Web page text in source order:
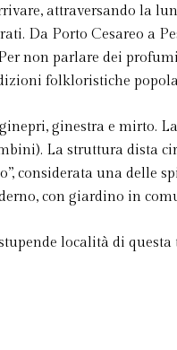
attraversando la
Da Porto Cesareo a
non parlare dei
folkloristiche
ginestra e mirto.
La struttura dista
considerata una delle
con giardino in
località di questa